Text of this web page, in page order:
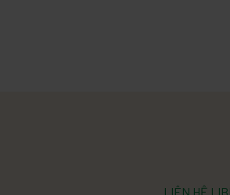
LIÊN HỆ